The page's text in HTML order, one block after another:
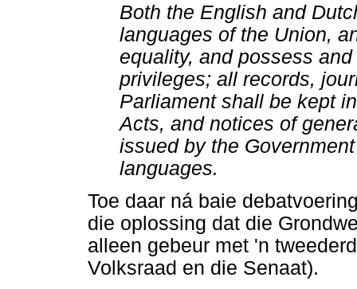
Both the English and
languages of the Union,
equality, and possess
privileges; all records,
Parliament shall be kept
Acts, and notices of
issued by the
languages.
Toe daar ná baie
die oplossing dat die
alleen gebeur met 'n
Volksraad en die Senaat).